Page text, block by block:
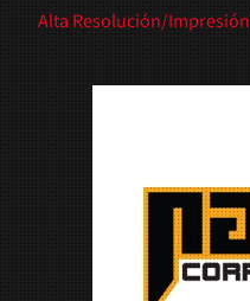
Alta Resolución/Impresión